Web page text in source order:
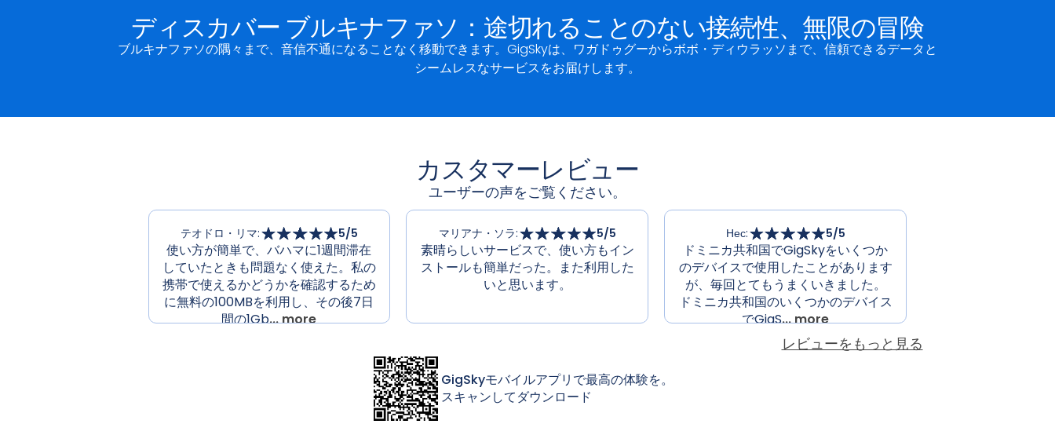
ディスカバー ブルキナファソ：途切れることのない接続性、無限の冒険
ブルキナファソの隅々まで、音信不通になることなく移動できます。GigSkyは、ワガドゥグーからボボ・ディウラッソまで、信頼できるデータと
シームレスなサービスをお届けします。
カスタマーレビュー
ユーザーの声をご覧ください。
テオドロ・リマ: 5/5
使い方が簡単で、バハマに1週間滞在
していたときも問題なく使えた。私の
携帯で使えるかどうかを確認するため
に無料の100MBを利用し、その後7日
間の1Gb... more
マリアナ・ソラ: 5/5
素晴らしいサービスで、使い方もイン
ストールも簡単だった。また利用した
いと思います。
Нес: 5/5
ドミニカ共和国でGigSkyをいくつか
のデバイスで使用したことがあります
が、毎回とてもうまくいきました。
ドミニカ共和国のいくつかのデバイス
でGigS... more
レビューをもっと見る
GigSkyモバイルアプリで最高の体験を。
スキャンしてダウンロード